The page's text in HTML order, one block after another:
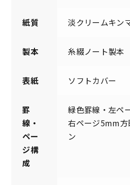
紙質 淡クリームキン
製本 糸綴ノート製本
表紙 ソフトカバー
罫
線・
ペー
ジ構
成
緑色罫線・左ペ
右ページ5mm
ン